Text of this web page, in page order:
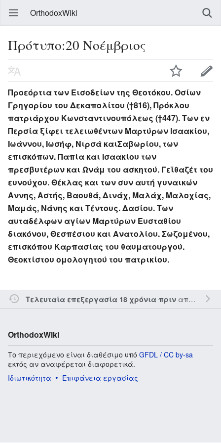
OrthodoxWiki
Πρότυπο:20 Νοέμβριος
Προεόρτια των Εισοδείων της Θεοτόκου. Οσίων
Γρηγορίου του Δεκαπολίτου (†816), Πρόκλου
πατριάρχου Κωνσταντινουπόλεως (†447). Των εν
Περσία ξίφει τελειωθέντων Μαρτύρων Ισαακίου,
Ιωάννου, Ιωσήφ, Νιρσά καιΣαβωρίου, των
επισκόπων. Παπία και Ισαακίου των
πρεσβυτέρων και Ωνάμ του ασκητού. Γεϊθαζέτ του
ευνούχου. Θέκλας και των συν αυτή γυναικών
Αννης, Αστής, Βαουθά, Δινάχ, Μαλάχ, Μαλοχίας,
Μαμάς, Νάνης και Τέντους. Δασίου. Των
αυταδέλφων αγίων Μαρτύρων Ευσταθίου
διακόνου, Θεσπέσιου και Ανατολίου. Σωζομένου,
επισκόπου Καρπασίας του θαυματουργού.
Θεοκτίστου ομολογητού του πατρικίου.
Τελευταία επεξεργασία 18 χρόνια πριναπό τον την
OrthodoxWiki
Το περιεχόμενο είναι διαθέσιμο υπό GFDL / CC by-sa
εκτός αν αναφέρεται διαφορετικά.
Ιδιωτικότητα
Επιφάνεια εργασίας